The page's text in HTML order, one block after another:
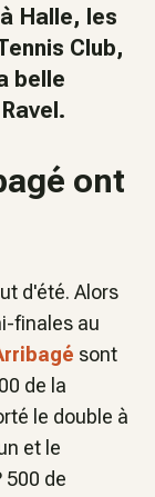
Halle, les
Club,
belle
ont
d'été. Alors
finales au
sont
de la
le double à
et le
500 de